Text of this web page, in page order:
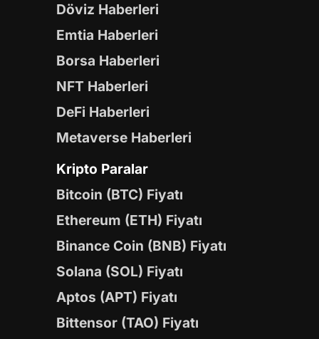
Döviz Haberleri
Emtia Haberleri
Borsa Haberleri
NFT Haberleri
DeFi Haberleri
Metaverse Haberleri
Kripto Paralar
Bitcoin (BTC) Fiyatı
Ethereum (ETH) Fiyatı
Binance Coin (BNB) Fiyatı
Solana (SOL) Fiyatı
Aptos (APT) Fiyatı
Bittensor (TAO) Fiyatı